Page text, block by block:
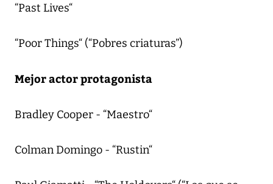
“Past Lives“
“Poor Things“ (“Pobres criaturas”)
Mejor actor protagonista
Bradley Cooper - “Maestro“
Colman Domingo - “Rustin“